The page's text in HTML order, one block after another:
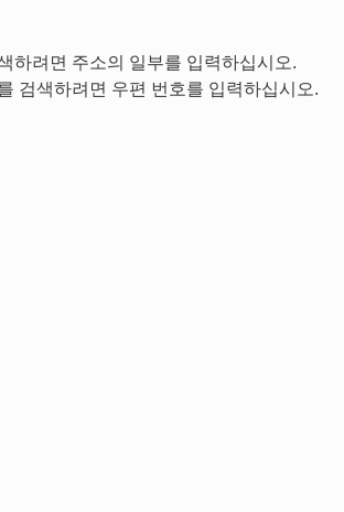
하려면 주소의 일부를 입력하십시오.
검색하려면 우편 번호를 입력하십시오.